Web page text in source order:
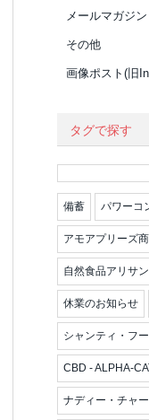
メールマガジン
その他
画像ポスト(旧
タグで探す
備蓄 パワーコ
アモアプリーズ
自然食品アリサン
休業のお知らせ
シャンティ・フ
CBD - ALPHA-
ナディー・チャー